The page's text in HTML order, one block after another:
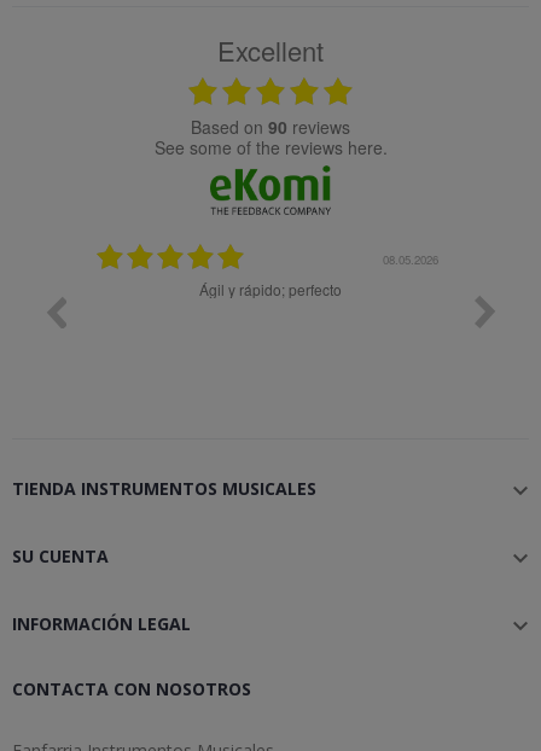
Excellent
based on 90 reviews
see some of the reviews here.
08.05.2026
Ágil y rápido; perfecto
TIENDA INSTRUMENTOS MUSICALES 
SU CUENTA 
INFORMACIÓN LEGAL 
CONTACTA CON NOSOTROS